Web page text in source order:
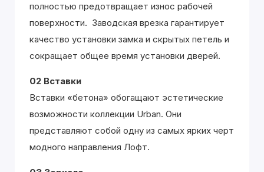
полностью предотвращает износ рабочей
поверхности. Заводская врезка гарантирует
качество установки замка и скрытых петель и
сокращает общее время установки дверей.
02 Вставки
Вставки «бетона» обогащают эстетические
возможности коллекции Urban. Они
представляют собой одну из самых ярких черт
модного направления Лофт.